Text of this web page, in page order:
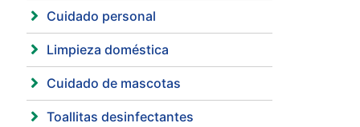
Cuidado personal
Limpieza doméstica
Cuidado de mascotas
Toallitas desinfectantes